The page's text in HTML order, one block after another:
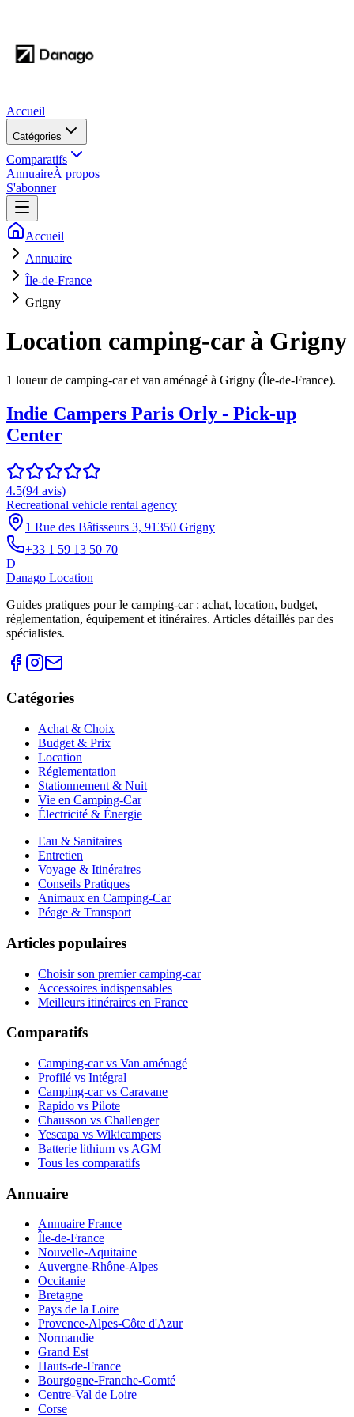
Accueil
Catégories
Comparatifs
AnnuaireÀ propos
S'abonner
Accueil
Annuaire
Île-de-France
Grigny
Location camping-car à Grigny
1 loueurde camping-car et van aménagé à Grigny (Île-de-France).
Indie Campers Paris Orly - Pick-up
Center
4.5(94 avis)
Recreational vehicle rental agency
1 Rue des Bâtisseurs 3, 91350 Grigny
+33 1 59 13 50 70
D
Danago Location
Guides pratiques pour le camping-car : achat, location, budget,
réglementation, équipement et itinéraires. Articles détaillés par des
spécialistes.
Catégories
Achat & Choix
Budget & Prix
Location
Réglementation
Stationnement & Nuit
Vie en Camping-Car
Électricité & Énergie
Eau & Sanitaires
Entretien
Voyage & Itinéraires
Conseils Pratiques
Animaux en Camping-Car
Péage & Transport
Articles populaires
Choisir son premier camping-car
Accessoires indispensables
Meilleurs itinéraires en France
Comparatifs
Camping-car vs Van aménagé
Profilé vs Intégral
Camping-car vs Caravane
Rapido vs Pilote
Chausson vs Challenger
Yescapa vs Wikicampers
Batterie lithium vs AGM
Tous les comparatifs
Annuaire
Annuaire France
Île-de-France
Nouvelle-Aquitaine
Auvergne-Rhône-Alpes
Occitanie
Bretagne
Pays de la Loire
Provence-Alpes-Côte d'Azur
Normandie
Grand Est
Hauts-de-France
Bourgogne-Franche-Comté
Centre-Val de Loire
Corse